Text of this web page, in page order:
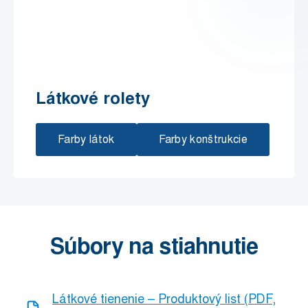
Látkové rolety
Farby látok Farby konštrukcie
Súbory na stiahnutie
Látkové tienenie – Produktový list (PDF,